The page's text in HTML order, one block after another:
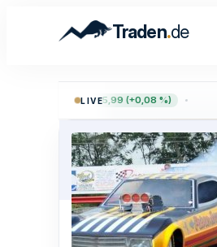
Traden.de
LIVE
+5,99 (+0,08 %)